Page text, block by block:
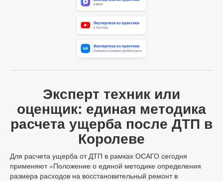
Эксперт техник или
оценщик: единая методика
расчета ущерба после ДТП в
Королеве
Для расчета ущерба от ДТП в рамках ОСАГО сегодня
применяют «Положение о единой методике определения
размера расходов на восстановительный ремонт в